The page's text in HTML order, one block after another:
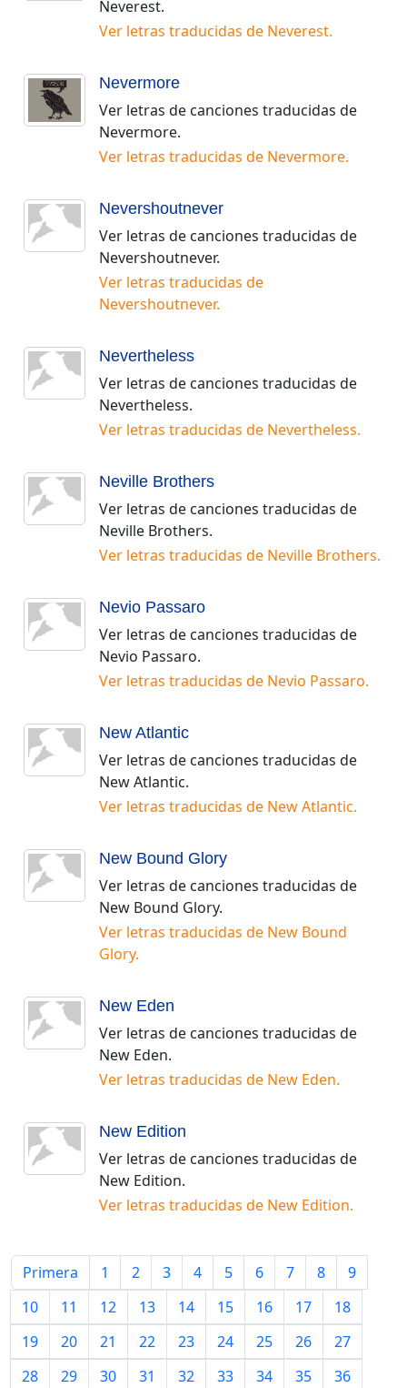
Neverest.
Ver letras traducidas de Neverest.
Nevermore
Ver letras de canciones traducidas de
Nevermore.
Ver letras traducidas de Nevermore.
Nevershoutnever
Ver letras de canciones traducidas de
Nevershoutnever.
Ver letras traducidas de
Nevershoutnever.
Nevertheless
Ver letras de canciones traducidas de
Nevertheless.
Ver letras traducidas de Nevertheless.
Neville Brothers
Ver letras de canciones traducidas de
Neville Brothers.
Ver letras traducidas de Neville Brothers.
Nevio Passaro
Ver letras de canciones traducidas de
Nevio Passaro.
Ver letras traducidas de Nevio Passaro.
New Atlantic
Ver letras de canciones traducidas de
New Atlantic.
Ver letras traducidas de New Atlantic.
New Bound Glory
Ver letras de canciones traducidas de
New Bound Glory.
Ver letras traducidas de New Bound
Glory.
New Eden
Ver letras de canciones traducidas de
New Eden.
Ver letras traducidas de New Eden.
New Edition
Ver letras de canciones traducidas de
New Edition.
Ver letras traducidas de New Edition.
Primera 1 2 3 4 5 6 7 8
9
10
11 12 13 14 15 16 17
18
19
20 21 22 23 24 25 26
27
28
29 30 31 32 33 34 35
36